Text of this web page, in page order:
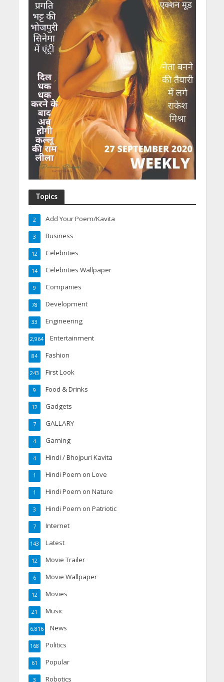
Topics
Add Your Poem/Kavita
2
Business
3
Celebrities
12
Celebrities Wallpaper
14
Companies
9
Development
78
Engineering
33
Entertainment
2,964
Fashion
84
First Look
243
Food & Drinks
9
Gadgets
12
GALLARY
7
Gaming
4
Hindi / Bhojpuri Kavita
4
Hindi Poem on Love
1
Hindi Poem on Nature
1
Hindi Poem on Patriotic
3
Internet
7
Latest
143
Movie Trailer
12
Movie Wallpaper
6
Movies
12
Music
21
News
6,816
Politics
168
Popular
61
Robotics
3